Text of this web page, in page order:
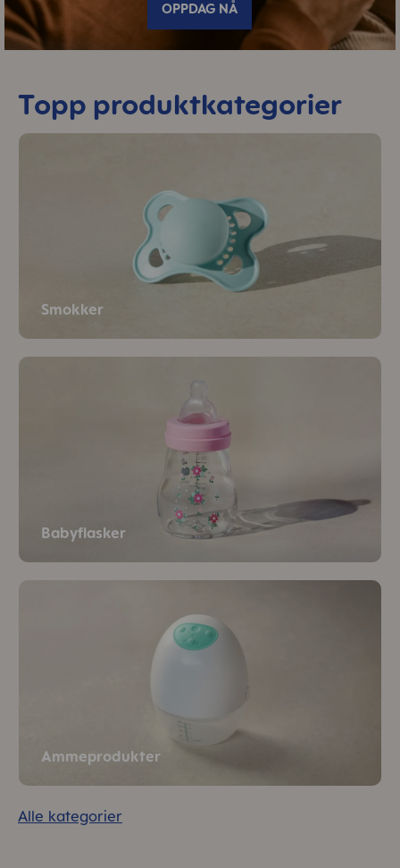
OPPDAG NÅ
Topp produktkategorier
Alle kategorier
Smokker
Babyflasker
Ammeprodukter